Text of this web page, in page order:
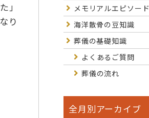
」
り
メモリアルエピソード
海洋散骨の豆知識
葬儀の基礎知識
よくあるご質問
葬儀の流れ
全月別アーカイブ